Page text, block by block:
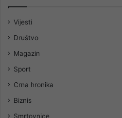
Vijesti
Društvo
Magazin
Sport
Crna hronika
Biznis
Smrtovnice